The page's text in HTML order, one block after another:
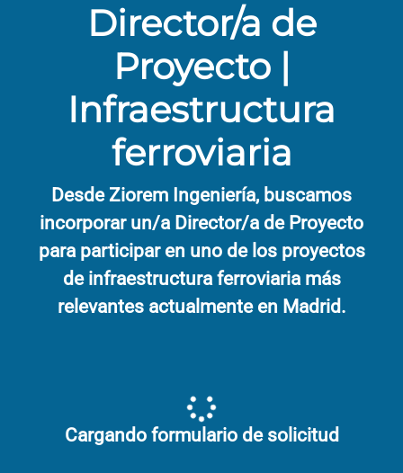
Director/a de
Proyecto |
Infraestructura
ferroviaria
Desde Ziorem Ingeniería, buscamos
incorporar un/a Director/a de Proyecto
para participar en uno de los proyectos
de infraestructura ferroviaria más
relevantes actualmente en Madrid.
Cargando formulario de solicitud